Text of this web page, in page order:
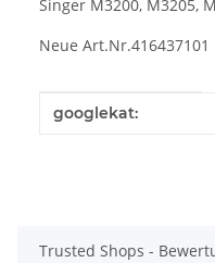
Singer M3200, M3205,
Neue Art.Nr.416437101
Produkteigenschaft
Wert
googlekat:
Trusted Shops -